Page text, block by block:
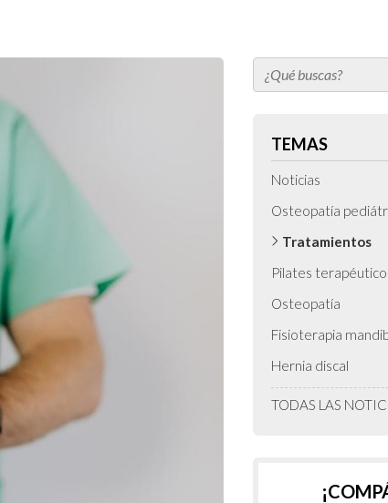
TEMAS
TODAS LAS
Noticias
Osteopatía
Tratamientos
Pilates terapéutico
Osteopatía
Fisioterapia
Hernia discal